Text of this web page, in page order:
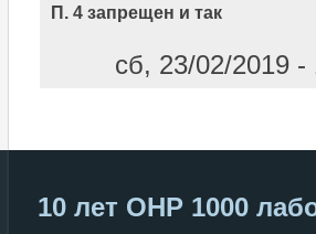
П. 4 запрещен и так
сб, 23/02/2019
10 лет ОНР 1000